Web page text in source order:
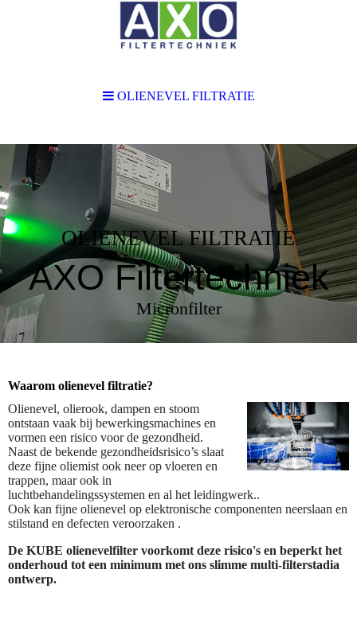
OLIENEVEL FILTRATIE
AXO Filtertechniek
Micronfilter
Waarom olienevel filtratie?
Olienevel, olierook, dampen en stoom
ontstaan vaak bij bewerkingsmachines en
vormen een risico voor de gezondheid.
Naast de bekende gezondheidsrisico’s slaat
deze fijne oliemist ook neer op vloeren en
trappen, maar ook in
luchtbehandelingssystemen en al het leidingwerk..
Ook kan fijne olienevel op elektronische componenten neerslaan en
stilstand en defecten veroorzaken .
De KUBE olienevelfilter voorkomt deze risico's en beperkt het
onderhoud tot een minimum met ons slimme multi-filterstadia
ontwerp.
OLIENEVEL FILTRATIE